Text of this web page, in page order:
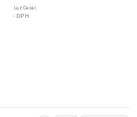
Luz Casal.
- DPH.